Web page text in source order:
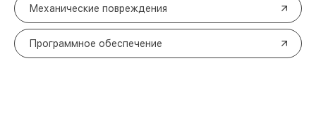
Механические повреждения
Программное обеспечение